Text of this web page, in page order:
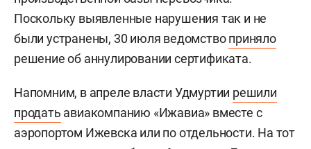
Поскольку выявленные нарушения так и не
были устранены, 30 июля ведомствоприняло
решение об аннулировании сертификата.
Напомним, в апреле власти Удмуртии решили
продать авиакомпанию «Ижавиа» вместе с
аэропортом Ижевска или по отдельности. На тот